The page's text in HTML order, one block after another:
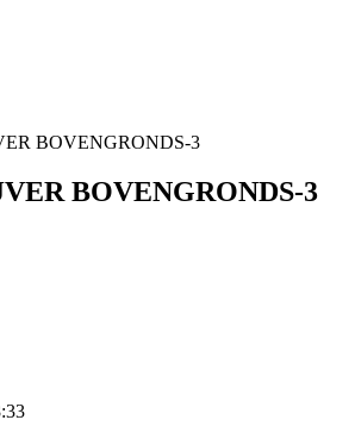
BOVENGRONDS-3
BOVENGRONDS-3